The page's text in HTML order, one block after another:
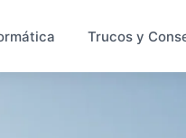
Trucos y